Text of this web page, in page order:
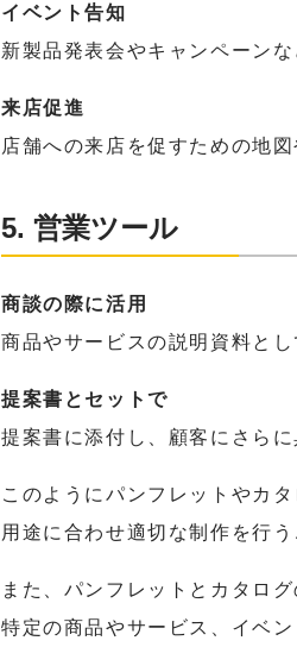
イベント告知
新製品発表会やキャンペーン
来店促進
店舗への来店を促すための地
5. 営業ツール
商談の際に活用
商品やサービスの説明資料と
提案書とセットで
提案書に添付し、顧客にさら
このようにパンフレットやカタ
用途に合わせ適切な制作を行
また、パンフレットとカタロ
特定の商品やサービス、イベ